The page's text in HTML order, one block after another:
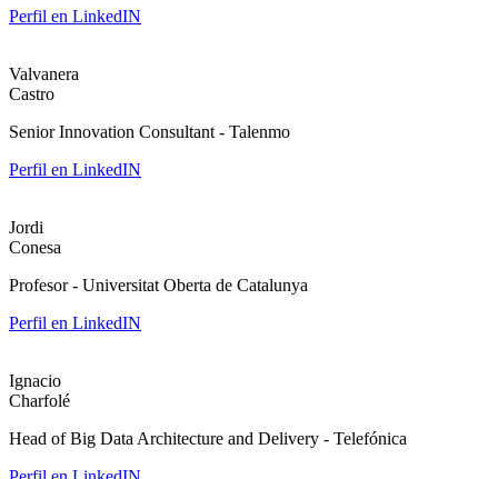
Perfil en LinkedIN
Valvanera
Castro
Senior Innovation Consultant - Talenmo
Perfil en LinkedIN
Jordi
Conesa
Profesor - Universitat Oberta de Catalunya
Perfil en LinkedIN
Ignacio
Charfolé
Head of Big Data Architecture and Delivery - Telefónica